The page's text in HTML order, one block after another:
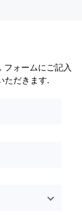
ォームにご記入
ただきます.